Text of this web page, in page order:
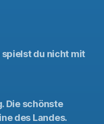
du nicht mit
Die schönste
des Landes.